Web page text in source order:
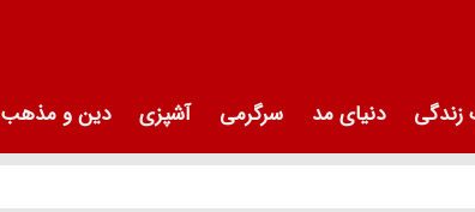
دنیای مد سرگرمی آشپزی دین و مذهب